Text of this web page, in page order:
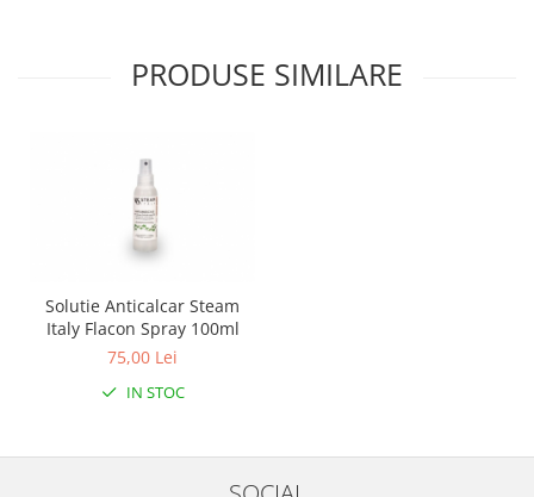
PRODUSE SIMILARE
Solutie Anticalcar Steam
Italy Flacon Spray 100ml
75,00 Lei
IN STOC